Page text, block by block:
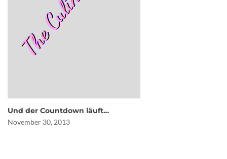
Und der Countdown läuft…
November 30, 2013